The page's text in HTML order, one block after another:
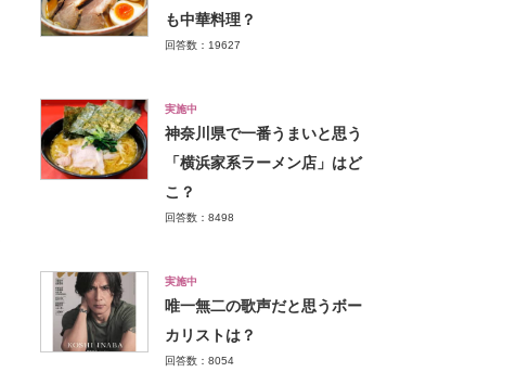
も中華料理？
回答数：19627
実施中
神奈川県で一番うまいと思う
「横浜家系ラーメン店」はど
こ？
回答数：8498
実施中
唯一無二の歌声だと思うボー
カリストは？
回答数：8054